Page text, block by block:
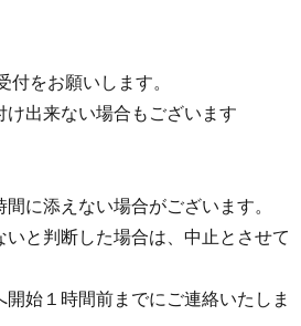
をお願いします。
出来ない場合もございます
に添えない場合がございます。
いと判断した場合は、中止とさせて
始１時間前までにご連絡いたしま